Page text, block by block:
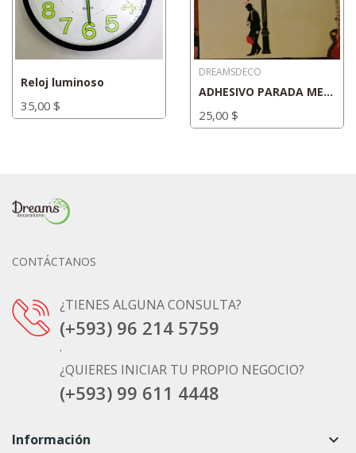
Reloj luminoso
35,00 $
DREAMSDECO
ADHESIVO PARADA METRO
25,00 $
CONTÁCTANOS
¿TIENES ALGUNA CONSULTA?
(+593) 96 214 5759
.
¿QUIERES INICIAR TU PROPIO NEGOCIO?
(+593) 99 611 4448
Información keyboard_arrow_down